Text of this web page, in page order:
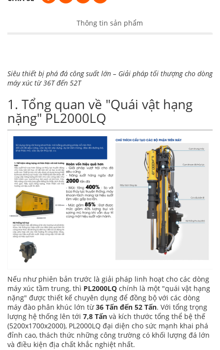
Thông tin sản phẩm
Siêu thiết bị phá đá công suất lớn – Giải pháp tối thượng cho dòng
máy xúc từ 36T đến 52T
1. Tổng quan về "Quái vật hạng
nặng" PL2000LQ
Nếu như phiên bản trước là giải pháp linh hoạt cho các dòng
máy xúc tầm trung, thì PL2000LQ chính là một "quái vật hạng
nặng" được thiết kế chuyên dụng để đồng bộ với các dòng
máy đào phân khúc lớn từ36 Tấn đến 52 Tấn. Với tổng trọng
lượng hệ thống lên tới 7,8 Tấn và kích thước tổng thể bệ thế
(5200x1700x2000), PL2000LQ đại diện cho sức mạnh khai phá
đỉnh cao, thách thức những công trường có khối lượng đá lớn
và điều kiện địa chất khắc nghiệt nhất.